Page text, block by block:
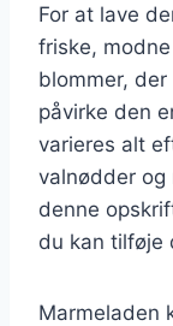
For at lave
friske,
blommer,
påvirke den
varieres alt
valnødder
denne
du kan tilføje
Marmeladen